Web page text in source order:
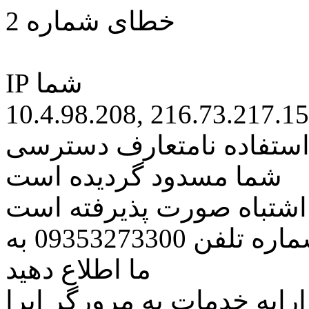
خطای شماره 2
IP شما
10.4.98.208,
نامتعارف دسترسی
شما مسدود گردیده است
اشتباه صورت پذیرفته است
مراتب این مسئله را از طریق شماره تلفن 09353273300 به
ما اطلاع دهید
خدمات به مرورگر اپرا